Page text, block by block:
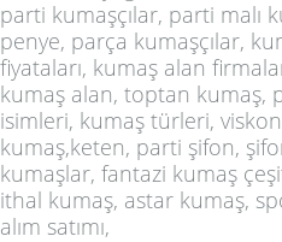
parti kumaşçılar, parti malı
penye, parça kumaşçılar,
fiyataları, kumaş alan
kumaş alan, toptan kumaş,
isimleri, kumaş türleri,
kumaş,keten, parti şifon,
kumaşlar, fantazi kumaş
ithal kumaş, astar kumaş,
alım satımı,